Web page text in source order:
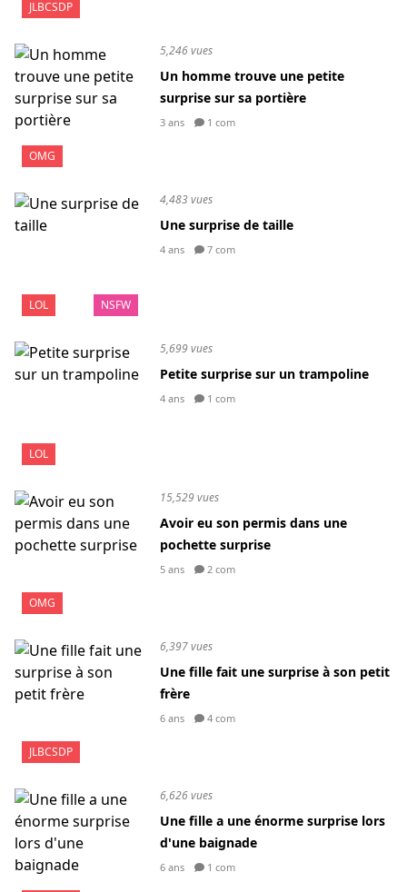
JLBCSDP
OMG
5,246 vues
Un homme trouve une petite
surprise sur sa portière
3 ans 1 com
LOL NSFW
4,483 vues
Une surprise de taille
4 ans 7 com
LOL
5,699 vues
Petite surprise sur un trampoline
4 ans 1 com
OMG
15,529 vues
Avoir eu son permis dans une
pochette surprise
5 ans 2 com
JLBCSDP
6,397 vues
Une fille fait une surprise à son petit
frère
6 ans 4 com
6,626 vues
Une fille a une énorme surprise lors
d'une baignade
6 ans 1 com